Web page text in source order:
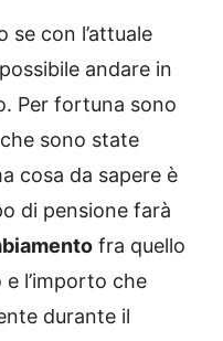
se con l’attuale
andare in
Per fortuna sono
sono state
cosa da sapere è
di pensione farà
fra quello
l’importo che
durante il